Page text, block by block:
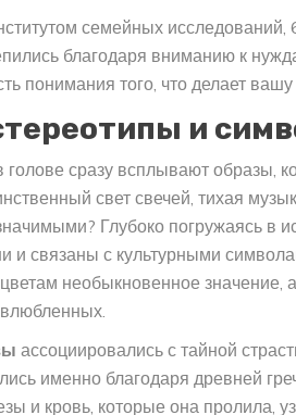
семейных
благодаря вниманию к
понимания того, что делает
и
в голове сразу всплывают образы,
свет свечей, тихая
Глубоко погружаясь в
и связаны с культурными
необыкновенное значение,
ассоциировались с тайной
именно благодаря древней
и кровь, которые она пролила,